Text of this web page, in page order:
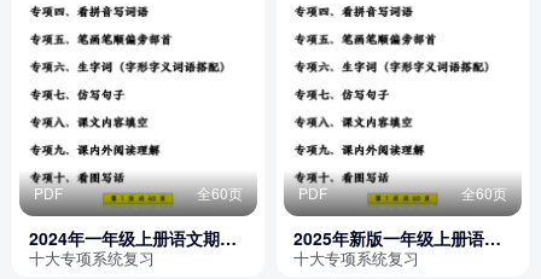
PDF 全60页
2024年一年级上册语文期末
复习十大专项练习
十大专项系统复习
PDF 全60页
2025年新版一年级上册语文
期末复习十大专项练习
十大专项系统复习